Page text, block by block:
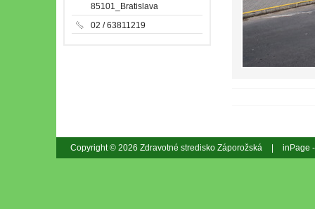
85101_Bratislava
02 / 63811219
Copyright © 2026 Zdravotné stredisko Záporožská | inPage